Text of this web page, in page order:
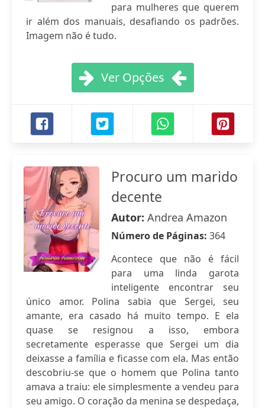
para mulheres que querem
ir além dos manuais, desafiando os padrões.
Imagem não é tudo.
Ver Opções
Procuro um marido
decente
Autor: Andrea Amazon
Número de Páginas: 364
Acontece que não é fácil
para uma linda garota
inteligente encontrar seu
único amor. Polina sabia que Sergei, seu
amante, era casado há muito tempo. E ela
quase se resignou a isso, embora
secretamente esperasse que Sergei um dia
deixasse a família e ficasse com ela. Mas então
descobriu-se que o homem que Polina tanto
amava a traiu: ele simplesmente a vendeu para
seu amigo. O coração da menina se despedaça,